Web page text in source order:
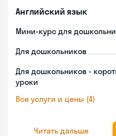
Английский язык
Мини-курс для
Для дошкольников
Для дошкольников -
уроки
Все услуги и цены (4)
Читать дальше